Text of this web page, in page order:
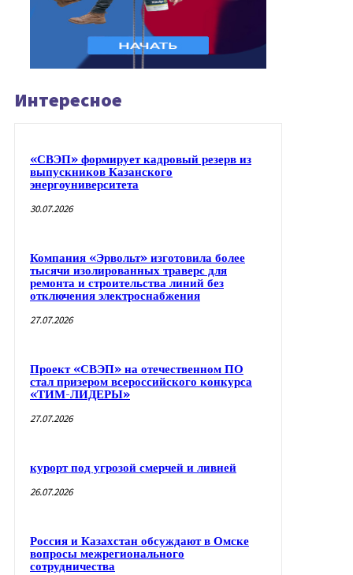
Интересное
«СВЭП» формирует кадровый резерв из
выпускников Казанского
энергоуниверситета
30.07.2026
Компания «Эрвольт» изготовила более
тысячи изолированных траверс для
ремонта и строительства линий без
отключения электроснабжения
27.07.2026
Проект «СВЭП» на отечественном ПО
стал призером всероссийского конкурса
«ТИМ-ЛИДЕРЫ»
27.07.2026
курорт под угрозой смерчей и ливней
26.07.2026
Россия и Казахстан обсуждают в Омске
вопросы межрегионального
сотрудничества